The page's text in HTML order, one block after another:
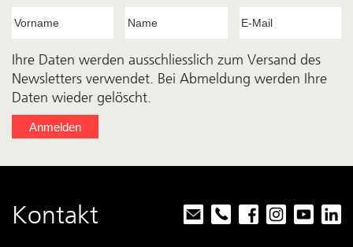
Ihre Daten werden ausschliesslich zum Versand des
Newsletters verwendet. Bei Abmeldung werden Ihre
Daten wieder gelöscht.
Kontakt